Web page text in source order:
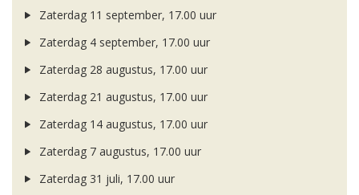
Zaterdag 11 september, 17.00 uur
Zaterdag 4 september, 17.00 uur
Zaterdag 28 augustus, 17.00 uur
Zaterdag 21 augustus, 17.00 uur
Zaterdag 14 augustus, 17.00 uur
Zaterdag 7 augustus, 17.00 uur
Zaterdag 31 juli, 17.00 uur